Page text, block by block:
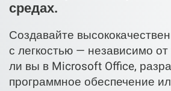
средах.
Создавайте
с легкостью — независимо от
ли вы в Microsoft Office,
программное обеспечение